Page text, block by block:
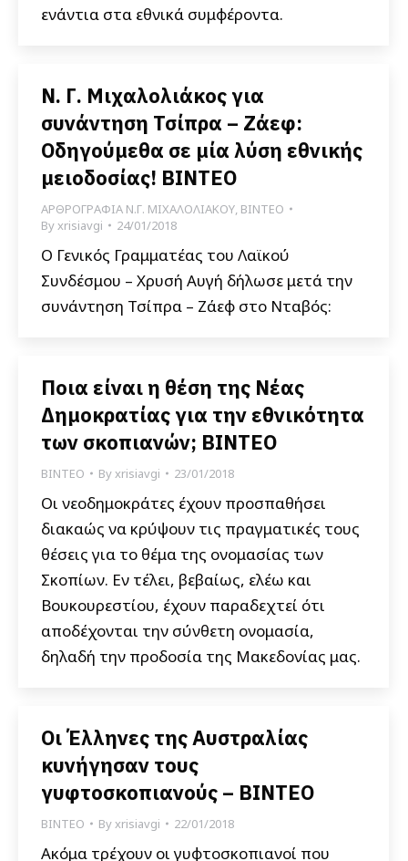
ενάντια στα εθνικά συμφέροντα.
Ν. Γ. Μιχαλολιάκος για
συνάντηση Τσίπρα – Ζάεφ:
Οδηγούμεθα σε μία λύση εθνικής
μειοδοσίας! ΒΙΝΤΕΟ
ΑΡΘΡΟΓΡΑΦΙΑ Ν.Γ. ΜΙΧΑΛΟΛΙΑΚΟΥ, ΒΙΝΤΕΟ
Byxrisiavgi 24/01/2018
Ο Γενικός Γραμματέας του Λαϊκού
Συνδέσμου – Χρυσή Αυγή δήλωσε μετά την
συνάντηση Τσίπρα – Ζάεφ στο Νταβός:
Ποια είναι η θέση της Νέας
Δημοκρατίας για την εθνικότητα
των σκοπιανών; ΒΙΝΤΕΟ
ΒΙΝΤΕΟ Byxrisiavgi 23/01/2018
Οι νεοδημοκράτες έχουν προσπαθήσει
διακαώς να κρύψουν τις πραγματικές τους
θέσεις για το θέμα της ονομασίας των
Σκοπίων. Εν τέλει, βεβαίως, ελέω και
Βουκουρεστίου, έχουν παραδεχτεί ότι
αποδέχονται την σύνθετη ονομασία,
δηλαδή την προδοσία της Μακεδονίας μας.
Οι Έλληνες της Αυστραλίας
κυνήγησαν τους
γυφτοσκοπιανούς – ΒΙΝΤΕΟ
ΒΙΝΤΕΟ Byxrisiavgi 22/01/2018
Ακόμα τρέχουν οι γυφτοσκοπιανοί που